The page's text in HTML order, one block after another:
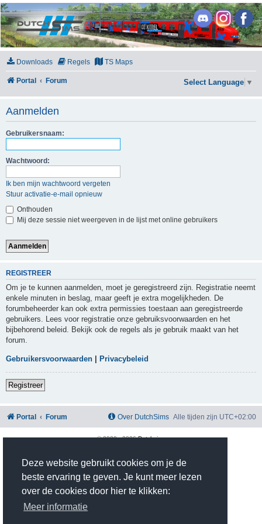
Deze website gebruikt cookies om je de
beste ervaring te geven. Je kunt meer lezen
over de cookies door hier te klikken:
Meer informatie
DutchSims
Downloads Regels TS Maps
Portal Forum Select Language ▼
Aanmelden
Gebruikersnaam:
Wachtwoord:
Ik ben mijn wachtwoord vergeten
Stuur activatie-e-mail opnieuw
Onthouden
Mij deze sessie niet weergeven in de lijst met online gebruikers
REGISTREER
Om je te kunnen aanmelden, moet je geregistreerd zijn. Registratie neemt
enkele minuten in beslag, maar geeft je extra mogelijkheden. De
forumbeheerder kan ook extra permissies toestaan aan geregistreerde
gebruikers. Lees voor registratie onze gebruiksvoorwaarden en het
bijbehorend beleid. Bekijk ook de regels als je gebruik maakt van het
forum.
Gebruikersvoorwaarden | Privacybeleid
Registreer
Portal Forum Alle tijden zijn UTC+02:00
Over DutchSims
© 2020 -2026Dutchsims
Nederlandse vertaling door
phpBB.nl.
phpBB Two Factor Authentication ©
Privacy|Gebruikersvoorwaarden
Time: 0.344s| Peak Memory Usage: 2.81 MiB | GZIP: On |